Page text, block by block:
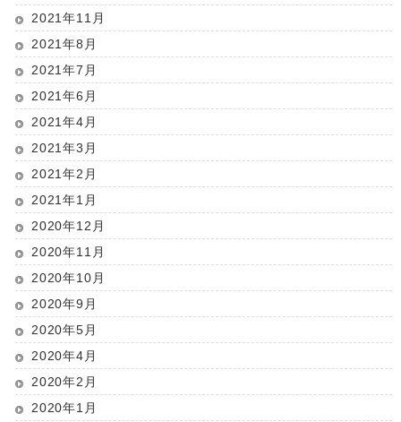
2021年11月
2021年8月
2021年7月
2021年6月
2021年4月
2021年3月
2021年2月
2021年1月
2020年12月
2020年11月
2020年10月
2020年9月
2020年5月
2020年4月
2020年2月
2020年1月